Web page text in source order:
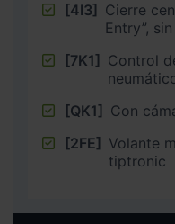
[4I3] Cierre
[7K1] Control
[QK1] Con
[2FE] Volante
tiptronic